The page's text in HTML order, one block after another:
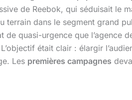
de Reebok, qui séduisait le
dans le segment grand
de quasi-urgence que l’agence
était clair : élargir
Les premières campagnes